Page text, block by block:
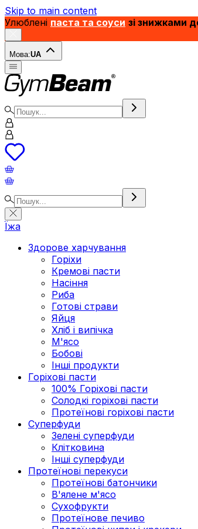
Skip to main content
Улюблені паста та соуси зі знижками
Мова:UA
Їжа
Здорове харчування
Горіхи
Кремові пасти
Насіння
Риба
Готові страви
Яйця
Хліб і випічка
М'ясо
Бобові
Інші продукти
Горіхові пасти
100% Горіхові пасти
Солодкі горіхові пасти
Протеїнові горіхові пасти
Суперфуди
Зелені суперфуди
Клітковина
Інші суперфуди
Протеїнові перекуси
Протеїнові батончики
В'ялене м'ясо
Сухофрукти
Протеїнове печиво